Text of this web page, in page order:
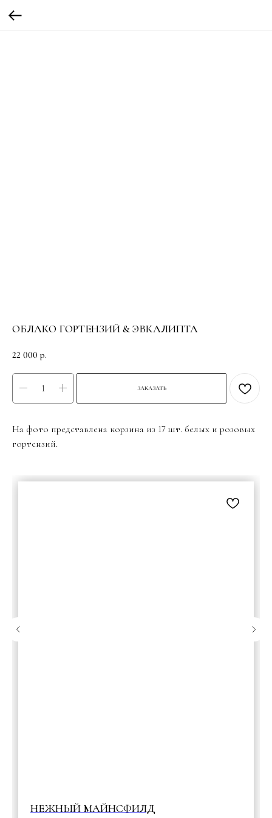
ОБЛАКО ГОРТЕНЗИЙ & ЭВКАЛИПТА
22 000 р.
ЗАКАЗАТЬ
На фото представлена корзина из 17 шт. белых и розовых
гортензий.
НЕЖНЫЙ МАЙНСФИЛД